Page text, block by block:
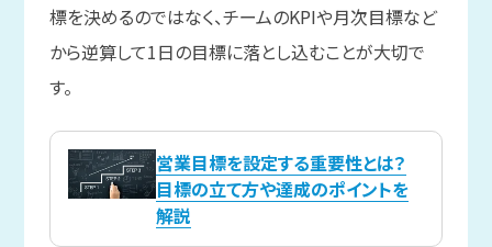
標を決めるのではなく、チームのKPIや月次目標など
から逆算して1日の目標に落とし込むことが大切で
す。
営業目標を設定する重要性とは？
目標の立て方や達成のポイントを
解説